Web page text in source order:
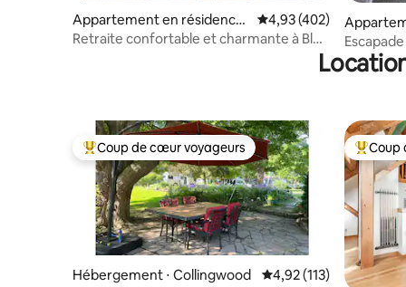
Appartement en résidence
⋅ The Blue Mountains
Évaluation moyenne
4,93 (402)
Retraite confortable et charmante à Blue
⋅ The
Piscine |
Coups de cœur voyageurs les plus appréciés
Coup de cœur voyageurs
Hébergement ⋅ Collingwood Évaluation moyenne
4,92 (113)
Coups
Coup